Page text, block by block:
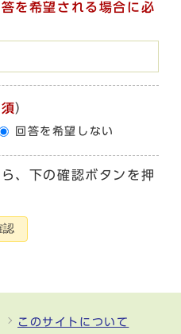
を希望される場合に必
）
回答を希望しない
、下の確認ボタンを押
認
このサイトについて